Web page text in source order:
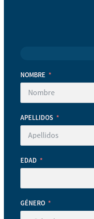
NOMBRE
APELLIDOS
EDAD
GÉNERO